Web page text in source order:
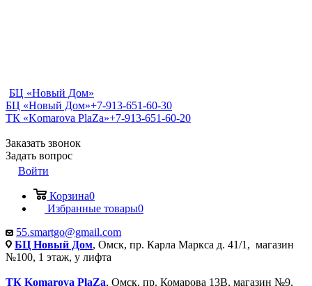
БЦ «Новый Дом»
БЦ «Новый Дом»+7-913-651-60-30
ТК «Komarova PlaZa»+7-913-651-60-20
Заказать звонок
Задать вопрос
Войти
Корзина0
Избранные товары0
55.smartgo@gmail.com
БЦ Новый Дом, Омск, пр. Карла Маркса д. 41/1, магазин
№100, 1 этаж, у лифта
ТК Komarova PlaZa, Омск, пр. Комарова 13В, магазин №9,